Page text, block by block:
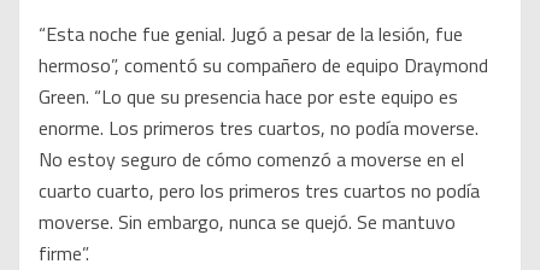
“Esta noche fue genial. Jugó a pesar de la lesión, fue
hermoso”, comentó su compañero de equipo Draymond
Green. “Lo que su presencia hace por este equipo es
enorme. Los primeros tres cuartos, no podía moverse.
No estoy seguro de cómo comenzó a moverse en el
cuarto cuarto, pero los primeros tres cuartos no podía
moverse. Sin embargo, nunca se quejó. Se mantuvo
firme”.